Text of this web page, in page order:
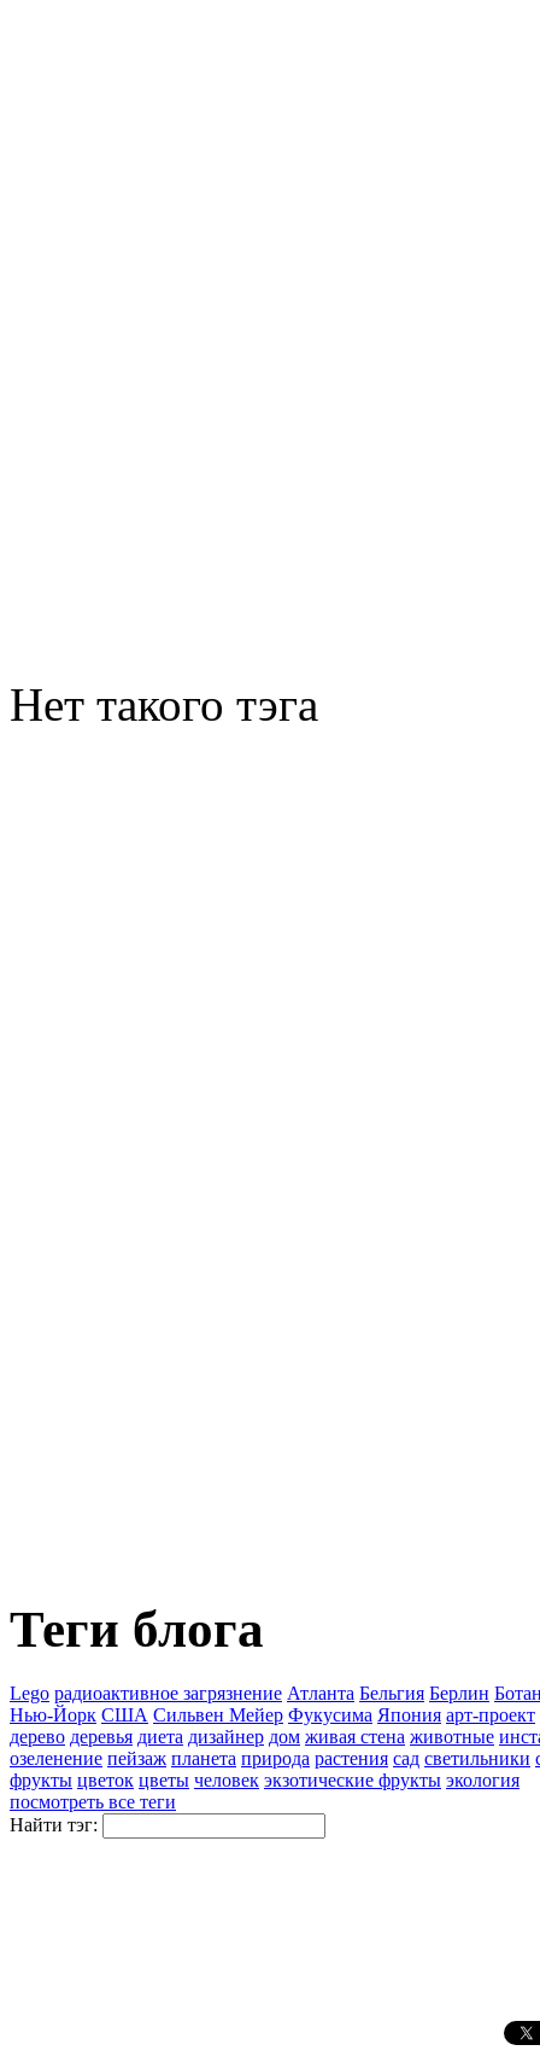
Нет такого тэга
Теги блога
Lego pадиоактивное загрязнение Атланта Бельгия Берлин
Нью-Йорк США Сильвен Мейер Фукусима Япония арт-проект
дерево деревья диета дизайнер дом живая стена животные
озеленение пейзаж планета природа растения сад светильники
фрукты цветок цветы человек экзотические фрукты экология
посмотреть все теги
Найти тэг: